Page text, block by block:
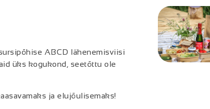
ABCD lähenemisviisi
üks kogukond, seetõttu ole
ja elujõulisemaks!